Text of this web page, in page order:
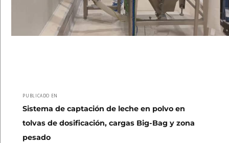
Navegación
de
entradas
PUBLICADO EN
Sistema de captación de leche en polvo en
tolvas de dosificación, cargas Big-Bag y zona
pesado